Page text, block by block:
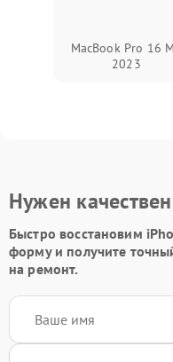
MacBook Pro 16
2023
Нужен
Быстро восстановим
формуи получите
на ремонт.